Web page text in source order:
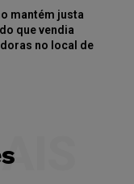
mantém justa
que vendia
no local de